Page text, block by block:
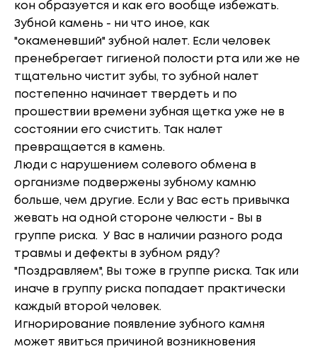
кон образуется и как его вообще избежать.
Зубной камень - ни что иное, как
"окаменевший" зубной налет. Если человек
пренебрегает гигиеной полости рта или же не
тщательно чистит зубы, то зубной налет
постепенно начинает твердеть и по
прошествии времени зубная щетка уже не в
состоянии его счистить. Так налет
превращается в камень.
Люди с нарушением солевого обмена в
организме подвержены зубному камню
больше, чем другие. Если у Вас есть привычка
жевать на одной стороне челюсти - Вы в
группе риска. У Вас в наличии разного рода
травмы и дефекты в зубном ряду?
"Поздравляем", Вы тоже в группе риска. Так или
иначе в группу риска попадает практически
каждый второй человек.
Игнорирование появление зубного камня
может явиться причиной возникновения